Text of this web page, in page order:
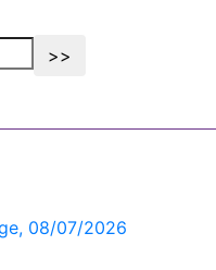
08/07/2026